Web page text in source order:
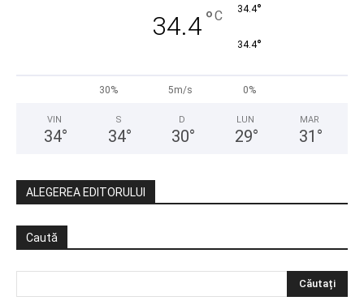
34.4°C 34.4°
34.4°
30% 5m/s 0%
VIN
34°
S
34°
D
30°
LUN
29°
MAR
31 °
ALEGEREA EDITORULUI
Caută